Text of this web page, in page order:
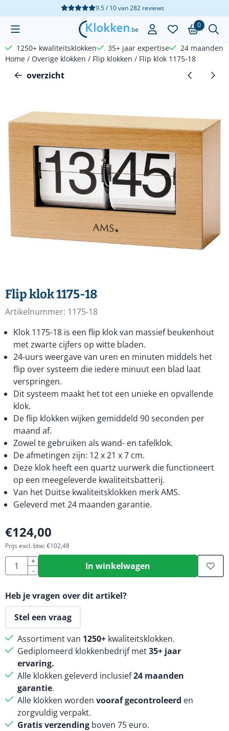
Cookievoorkeuren zijn beschikbaar. Kies instellingen of sta
9.5 / 10van282reviews
0
1250+ kwaliteitsklokken 35+ jaar expertise
24 maanden
Home / Overige klokken / Flip klokken / Flip klok 1175-18
overzicht
Flip klok 1175-18
Artikelnummer: 1175-18
Klok 1175-18 is een flip klok van massief beukenhout
met zwarte cijfers op witte bladen.
24-uurs weergave van uren en minuten middels het
flip over systeem die iedere minuut een blad laat
verspringen.
Dit systeem maakt het tot een unieke en opvallende
klok.
De flip klokken wijken gemiddeld 90 seconden per
maand af.
Zowel te gebruiken als wand- en tafelklok.
De afmetingen zijn: 12 x 21 x 7 cm.
Deze klok heeft een quartz uurwerk die functioneert
op een meegeleverde kwaliteitsbatterij.
Van het Duitse kwaliteitsklokken merk AMS.
Geleverd met 24 maanden garantie.
€124,00
Prijs excl. btw:€102,48
Aantal
+
-
In winkelwagen
Heb je vragen over dit artikel?
Stel een vraag
Assortiment van 1250+ kwaliteitsklokken.
Gediplomeerd klokkenbedrijf met35+ jaar
ervaring.
Alle klokken geleverd inclusief24 maanden
garantie.
Alle klokken worden vooraf gecontroleerd en
zorgvuldig verpakt.
Gratis verzending boven 75 euro.